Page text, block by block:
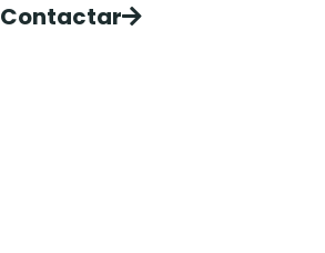
Contactar